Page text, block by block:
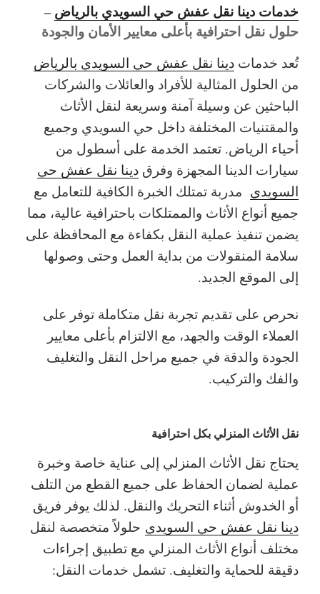
خدمات دينا نقل عفش حي السويدي بالرياض–
حلول نقل احترافية بأعلى معايير الأمان والجودة
تُعد خدمات دينا نقل عفش حي السويدي بالرياض
من الحلول المثالية للأفراد والعائلات والشركات
الباحثين عن وسيلة آمنة وسريعة لنقل الأثاث
والمقتنيات المختلفة داخل حي السويدي وجميع
أحياء الرياض. تعتمد الخدمة على أسطول من
سيارات الدينا المجهزة وفرق دينا نقل عفش حي
السويدي مدربة تمتلك الخبرة الكافية للتعامل مع
جميع أنواع الأثاث والممتلكات باحترافية عالية، مما
يضمن تنفيذ عملية النقل بكفاءة مع المحافظة على
سلامة المنقولات من بداية العمل وحتى وصولها
إلى الموقع الجديد.
نحرص على تقديم تجربة نقل متكاملة توفر على
العملاء الوقت والجهد، مع الالتزام بأعلى معايير
الجودة والدقة في جميع مراحل النقل والتغليف
والفك والتركيب.
نقل الأثاث المنزلي بكل احترافية
يحتاج نقل الأثاث المنزلي إلى عناية خاصة وخبرة
عملية لضمان الحفاظ على جميع القطع من التلف
أو الخدوش أثناء التحريك والنقل. لذلك يوفر فريق
دينا نقل عفش حي السويدي حلولاً متخصصة لنقل
مختلف أنواع الأثاث المنزلي مع تطبيق إجراءات
دقيقة للحماية والتغليف. تشمل خدمات النقل: